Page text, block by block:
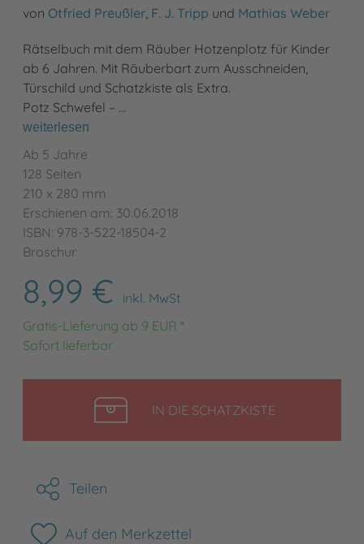
von Otfried Preußler F. J. Tripp und Mathias Weber
Rätselbuch mit dem Räuber Hotzenplotz für Kinder
ab 6 Jahren. Mit Räuberbart zum Ausschneiden,
Türschild und Schatzkiste als Extra.
Potz Schwefel – …
weiterlesen
Ab 5 Jahre
128 Seiten
210 x 280 mm
Erschienen am: 30.06.2018
ISBN: 978-3-522-18504-2
Broschur
8,99 €
inkl. MwSt
Gratis-Lieferung ab 9 EUR *
Sofort lieferbar
IN DIE SCHATZKISTELEGEN
Teilen
Auf den Merkzettel